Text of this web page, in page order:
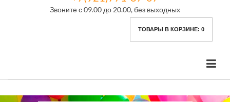
Звоните с 09.00 до 20.00, без выходных
ТОВАРЫ В КОРЗИНЕ: 0